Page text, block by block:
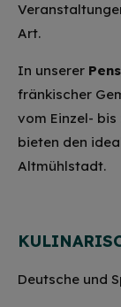
Art.
In unserer
fränkischer
vom Einzel-
bieten den
Altmühlstadt.
Deutsche und